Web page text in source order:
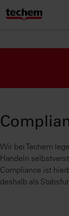
Wir bei Techem
Handeln
Compliance ist
deshalb als